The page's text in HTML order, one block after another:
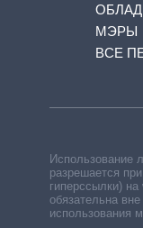
МЭРЫ
ВСЕ
Использование
разрешается
гиперссылки)
обязательна вне
использования